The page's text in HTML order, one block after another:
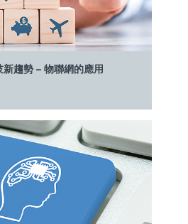
趨勢 – 物聯網的應用